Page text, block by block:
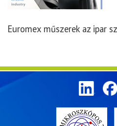
Euromex műszerek az ipar